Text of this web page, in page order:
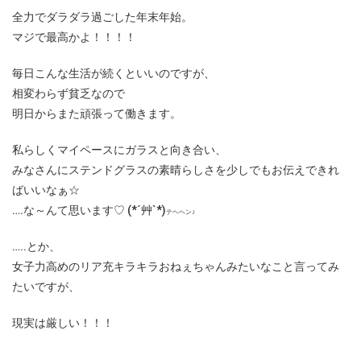
全力でダラダラ過ごした年末年始。
マジで最高かよ！！！！
毎日こんな生活が続くといいのですが、
相変わらず貧乏なので
明日からまた頑張って働きます。
私らしくマイペースにガラスと向き合い、
みなさんにステンドグラスの素晴らしさを少しでもお伝えできれ
ばいいなぁ☆
….な～んて思います♡ (*´艸`*)テヘヘン♪
…..とか、
女子力高めのリア充キラキラおねぇちゃんみたいなこと言ってみ
たいですが、
現実は厳しい！！！